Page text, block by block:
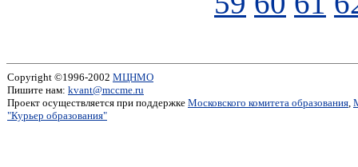
Copyright ©1996-2002 МЦНМО
Пишите нам: kvant@mccme.ru
Проект осуществляется при поддержке Московского комитета образования,
"Курьер образования"